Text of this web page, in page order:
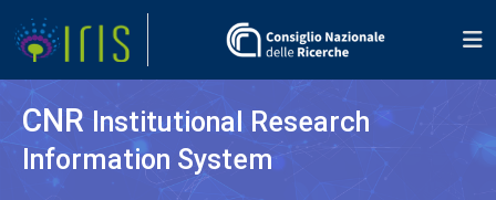
CNR Institutional Research
Information System